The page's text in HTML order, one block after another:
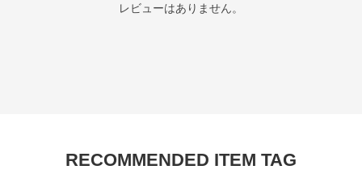
レビューはありません。